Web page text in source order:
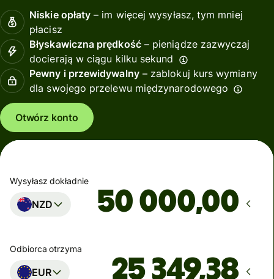
Niskie opłaty – im więcej wysyłasz, tym mniej
płacisz
Błyskawiczna prędkość– pieniądze zazwyczaj
docierają w ciągu kilku sekund
Pewny i przewidywalny– zablokuj kurs wymiany
dla swojego przelewu międzynarodowego
Otwórz konto
Wysyłasz dokładnie
NZD ,00
Odbiorca otrzyma
EUR